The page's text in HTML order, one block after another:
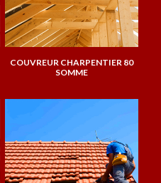
COUVREUR CHARPENTIER 80
SOMME